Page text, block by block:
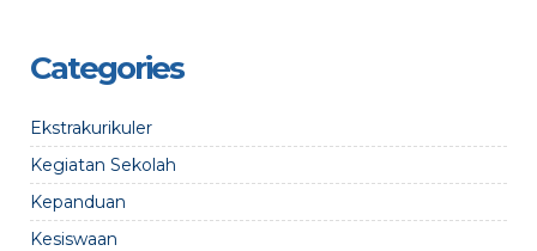
Categories
Ekstrakurikuler
Kegiatan Sekolah
Kepanduan
Kesiswaan